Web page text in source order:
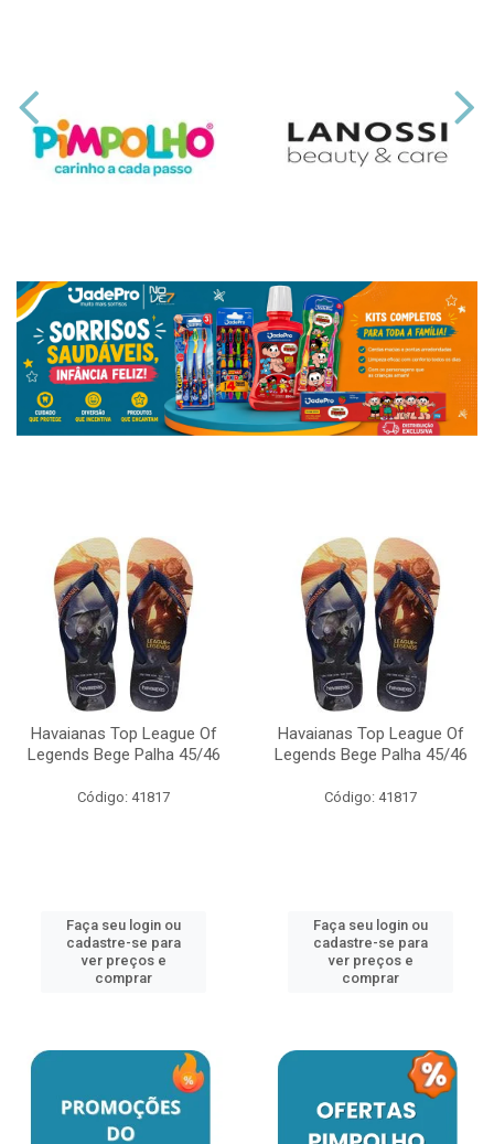
Havaianas Top League Of
Legends Bege Palha 45/46
Código: 41817
Faça seu login ou
cadastre-se para
ver preços e
comprar
Havaianas Top League Of
Legends Bege Palha 45/46
Código: 41817
Faça seu login ou
cadastre-se para
ver preços e
comprar